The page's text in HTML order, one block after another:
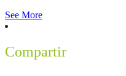
See More
Compartir